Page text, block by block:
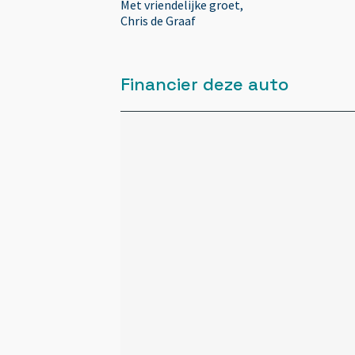
Automatisch Sper Differentieel
Met vriendelijke groet,
Chris de Graaf
Financier deze auto